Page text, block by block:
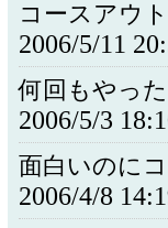
コースアウ
2006/5/11
何回もやっ
2006/5/3
面白いのに
2006/4/8